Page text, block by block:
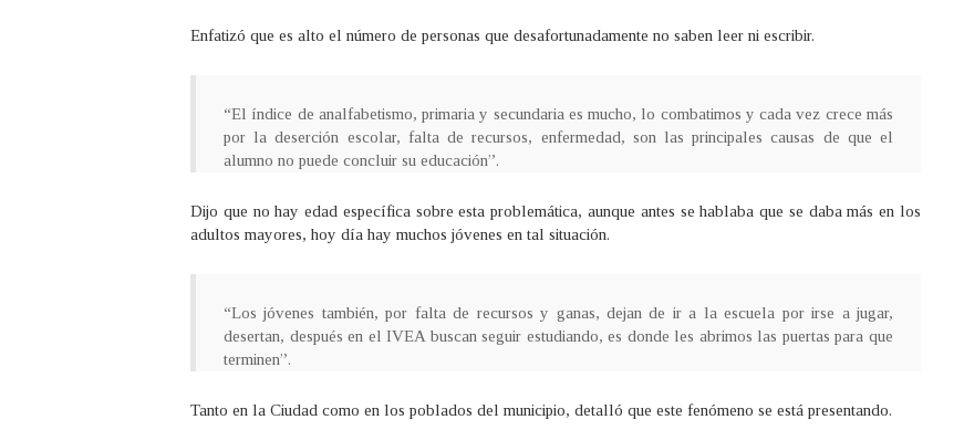
Enfatizó que es alto el número de personas que desafortunadamente no saben leer ni escribir.
“El índice de analfabetismo, primaria y secundaria es mucho, lo combatimos y cada vez crece más
por la deserción escolar, falta de recursos, enfermedad, son las principales causas de que el
alumno no puede concluir su educación”.
Dijo que no hay edad específica sobre esta problemática, aunque antes se hablaba que se daba más en los
adultos mayores, hoy día hay muchos jóvenes en tal situación.
“Los jóvenes también, por falta de recursos y ganas, dejan de ir a la escuela por irse a jugar,
desertan, después en el IVEA buscan seguir estudiando, es donde les abrimos las puertas para que
terminen”.
Tanto en la Ciudad como en los poblados del municipio, detalló que este fenómeno se está presentando.